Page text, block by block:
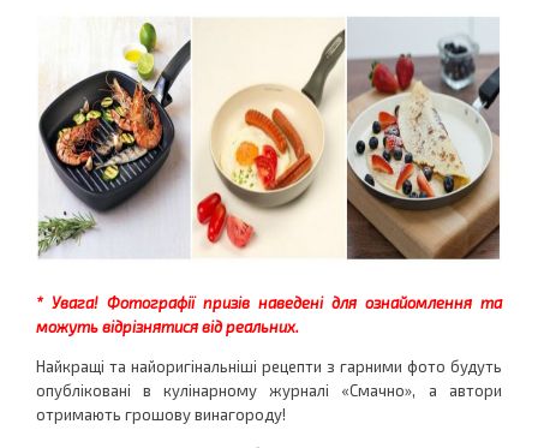
* Увага! Фотографії призів наведені для ознайомлення та
можуть відрізнятися від реальних.
Найкращі та найоригінальніші рецепти з гарними фото будуть
опубліковані в кулінарному журналі «Смачно», а автори
отримають грошову винагороду!